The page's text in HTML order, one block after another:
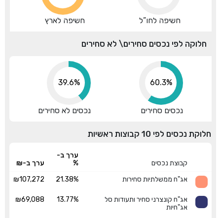
חשיפה לחו”ל חשיפה לארץ
חלוקה לפי נכסים סחירים\ לא סחירים
60.3%
נכסים סחירים
39.6%
נכסים לא סחירים
חלוקת נכסים לפי 10 קבוצות ראשיות
קבוצת נכסים
ערך ב-
%
ערך ב-₪
אג"ח ממשלתיות סחירות
21.38%
₪107,272
אג"ח קונצרני סחיר ותעודות סל
אג"חיות
13.77%
₪69,088